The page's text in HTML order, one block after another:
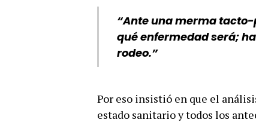
“Ante una merma
qué enfermedad será;
rodeo.”
Por eso insistió en que el
estado sanitario y todos los